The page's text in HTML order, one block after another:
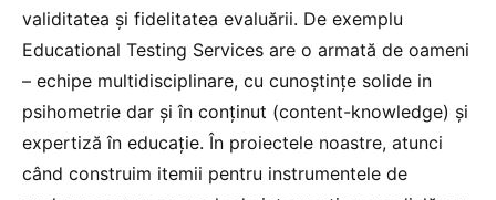
validitatea și fidelitatea evaluării. De exemplu
Educational Testing Services are o armată de oameni
– echipe multidisciplinare, cu cunoștințe solide in
psihometrie dar și în conținut (content-knowledge) și
expertiză în educație. În proiectele noastre, atunci
când construim itemii pentru instrumentele de